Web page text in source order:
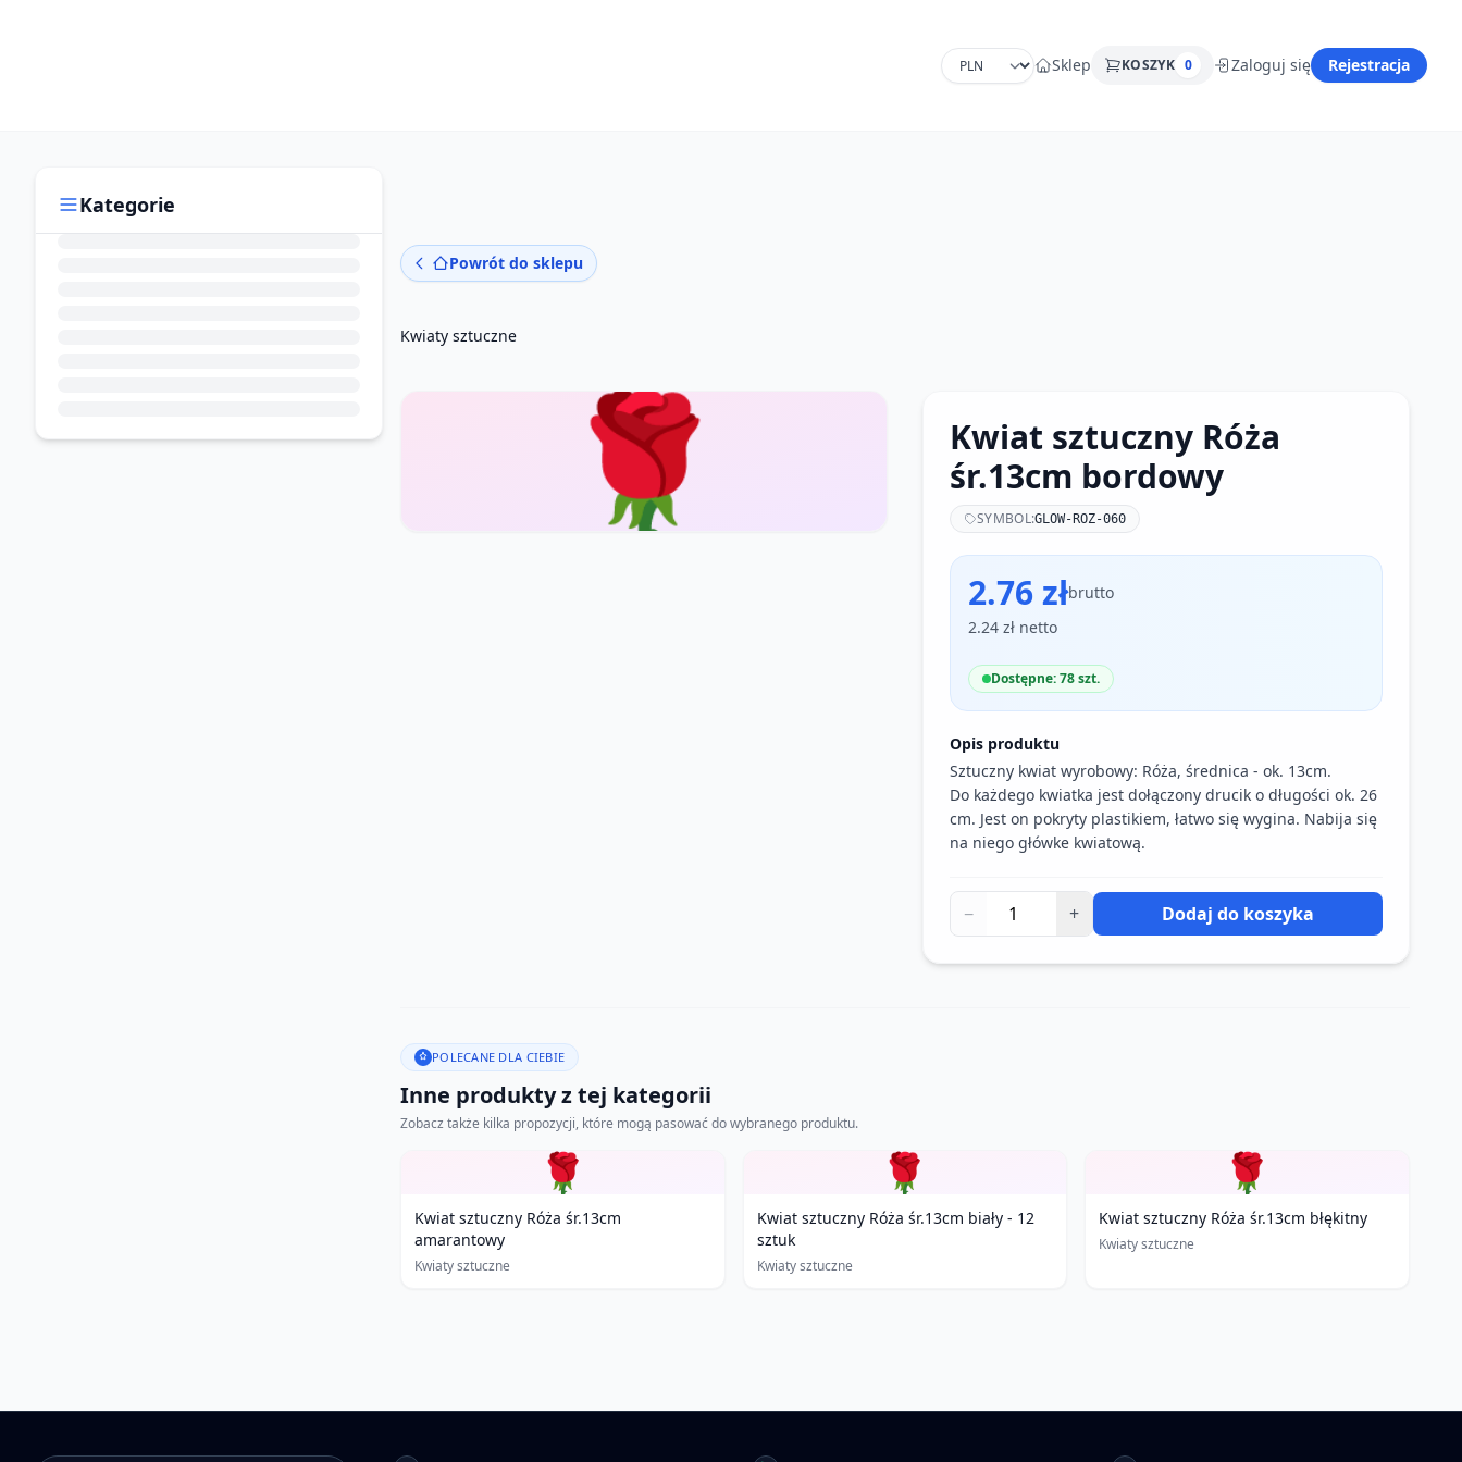
Sklep KOSZYK 0 Zaloguj się Rejestracja
Kategorie
Powrót do sklepu
Kwiaty sztuczne
🌹
Kwiat sztuczny Róża
śr.13cm bordowy
SYMBOL:GLOW-ROZ-060
2.76 złbrutto
2.24 zł netto
Dostępne: 78 szt.
Opis produktu
Sztuczny kwiat wyrobowy: Róża, średnica - ok. 13cm.
Do każdego kwiatka jest dołączony drucik o długości ok. 26
cm. Jest on pokryty plastikiem, łatwo się wygina. Nabija się
na niego główke kwiatową.
− + Dodaj do koszyka
POLECANE DLA CIEBIE
Inne produkty z tej kategorii
Zobacz także kilka propozycji, które mogą pasować do wybranego produktu.
🌹
Kwiat sztuczny Róża śr.13cm
amarantowy
Kwiaty sztuczne
🌹
Kwiat sztuczny Róża śr.13cm biały - 12
sztuk
Kwiaty sztuczne
🌹
Kwiat sztuczny Róża śr.13cm błękitny
Kwiaty sztuczne